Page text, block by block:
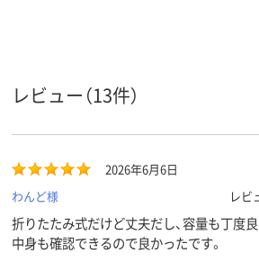
スコア
95
レビュー（13件）
2026年6月6日
わんど様
レビ
折りたたみ式だけど丈夫だし、容量も丁度
中身も確認できるので良かったです。